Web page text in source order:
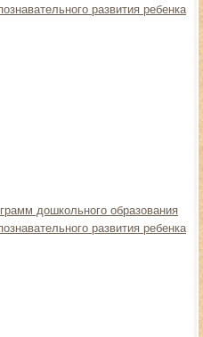
развития ребенка
дошкольного образования
развития ребенка